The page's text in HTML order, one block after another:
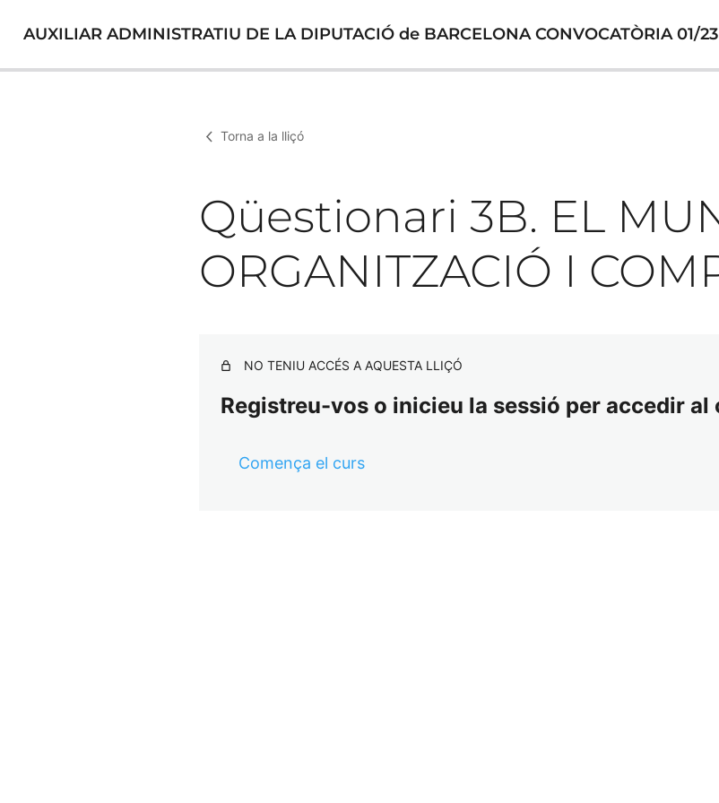
AUXILIAR ADMINISTRATIU DE LA DIPUTACIÓ de BARCELONA CONVOCATÒRIA 01/
Torna a la lliçó
Qüestionari 3B. EL
ORGANITZACIÓ I
NO TENIU ACCÉS A AQUESTA LLIÇÓ
Registreu-vos o inicieu la sessió per accedir
Comença el curs